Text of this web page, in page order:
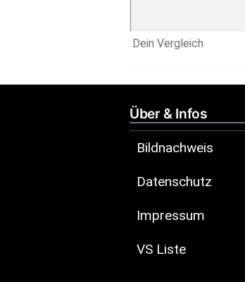
Dein Vergleich
Über & Infos
Bildnachweis
Datenschutz
Impressum
VS Liste